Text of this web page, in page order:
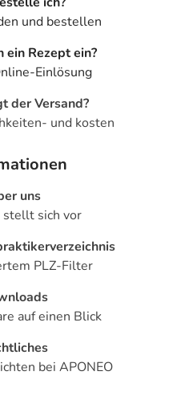
und bestellen
ein Rezept ein?
Einlösung
der Versand?
und kosten
uns
stellt sich vor
PLZ-Filter
auf einen Blick
bei APONEO